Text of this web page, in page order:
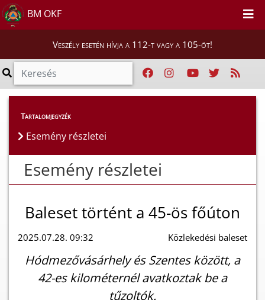
BM OKF
Veszély esetén hívja a 112-t vagy a 105-öt!
Esemény részletei
Tartalomjegyzék
Esemény részletei
Esemény részletei
Baleset történt a 45-ös főúton
2025.07.28. 09:32 Közlekedési baleset
Hódmezővásárhely és Szentes között, a
42-es kilométernél avatkoztak be a
tűzoltók.